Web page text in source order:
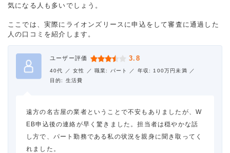
気になる人も多いでしょう。
ここでは、実際にライオンズリースに申込をして審査に通過した
人の口コミを紹介します。
ユーザー評価 3.8
40代 ／ 女性 ／ 職業: パート ／
年収: 100万円未満 ／
目的: 生活費
遠方の名古屋の業者ということで不安もありましたが、W
EB申込後の連絡が早く驚きました。担当者は穏やかな話
し方で、パート勤務である私の状況を親身に聞き取ってく
れました。